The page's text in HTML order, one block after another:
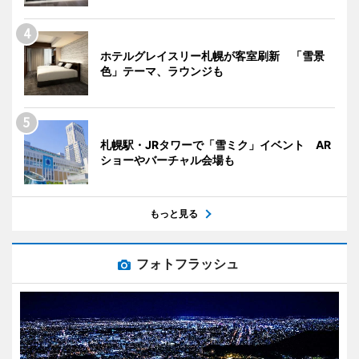
ホテルグレイスリー札幌が客室刷新 「雪景
色」テーマ、ラウンジも
札幌駅・JRタワーで「雪ミク」イベント AR
ショーやバーチャル会場も
もっと見る
フォトフラッシュ